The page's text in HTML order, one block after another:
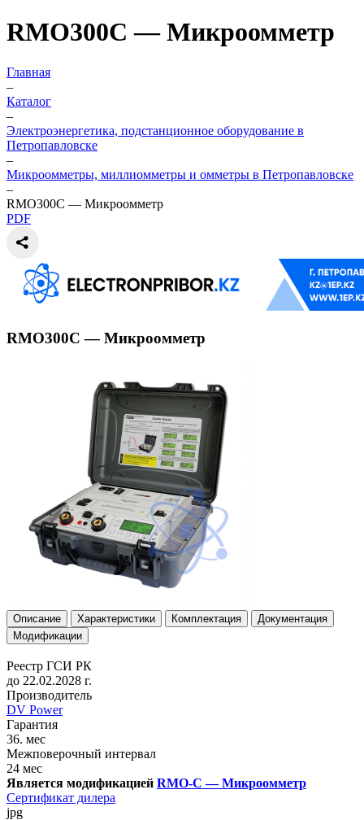
RMO300C — Микроомметр
Главная
–
Каталог
–
Электроэнергетика, подстанционное оборудование в
Петропавловске
–
Микроомметры, миллиомметры и омметры в Петропавловске
–
RMO300C — Микроомметр
PDF
RMO300C — Микроомметр
Описание Характеристики Комплектация
Документация
Модификации
Реестр ГСИ РК
до 22.02.2028 г.
Производитель
DV Power
Гарантия
36. мес
Межповерочный интервал
24 мес
Является модификацией RMO-C — Микроомметр
Сертификат дилера
jpg